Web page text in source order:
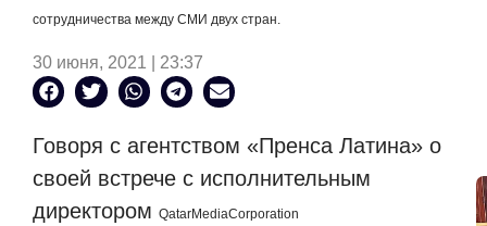
сотрудничества между СМИ двух стран.
30 июня, 2021 | 23:37
Говоря с агентством «Пренса Латина» о
своей встрече с исполнительным
директором QatarMediaCorporation